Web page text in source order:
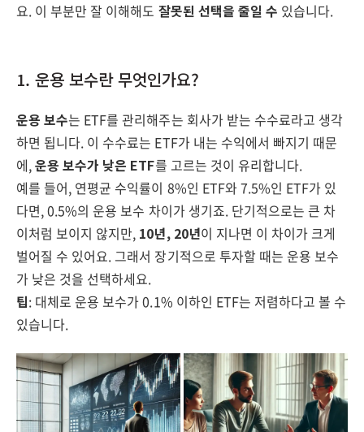
요. 이 부분만 잘 이해해도 잘못된 선택을 줄일 수 있습니다.
1. 운용 보수란 무엇인가요?
운용 보수는 ETF를 관리해주는 회사가 받는 수수료라고 생각
하면 됩니다. 이 수수료는 ETF가 내는 수익에서 빠지기 때문
에,운용 보수가 낮은 ETF를 고르는 것이 유리합니다.
예를 들어, 연평균 수익률이 8%인 ETF와 7.5%인 ETF가 있
다면, 0.5%의 운용 보수 차이가 생기죠. 단기적으로는 큰 차
이처럼 보이지 않지만, 10년, 20년이 지나면 이 차이가 크게
벌어질 수 있어요. 그래서 장기적으로 투자할 때는 운용 보수
가 낮은 것을 선택하세요.
팁: 대체로 운용 보수가 0.1% 이하인 ETF는 저렴하다고 볼 수
있습니다.